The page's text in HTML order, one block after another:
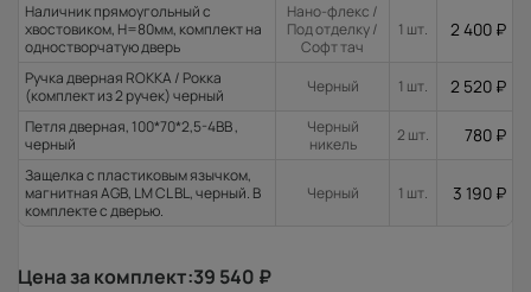
Наличник прямоугольный с
хвостовиком, H=80мм, комплект на
одностворчатую дверь
Нано-флекс /
Под отделку /
Софт тач
1 шт. 2 400 ₽
Ручка дверная ROKKA / Рокка
(комплект из 2 ручек) черный
Черный 1 шт. 2 520 ₽
Петля дверная, 100*70*2,5-4ВВ ,
черный
Черный
никель
2 шт. 780 ₽
Защелка с пластиковым язычком,
магнитная AGB, LM CL BL, черный. В
комплекте с дверью.
Черный 1 шт. 3 190 ₽
Цена за комплект:39 540 ₽